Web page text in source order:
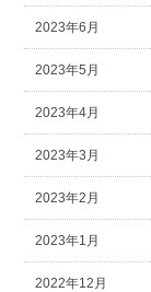
2023年6月
2023年5月
2023年4月
2023年3月
2023年2月
2023年1月
2022年12月